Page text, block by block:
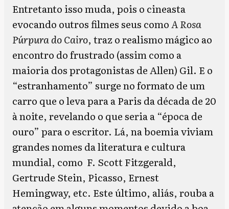
Entretanto isso muda, pois o cineasta
evocando outros filmes seus comoA Rosa
Púrpura do Cairo, traz o realismo mágico ao
encontro do frustrado (assim como a
maioria dos protagonistas de Allen) Gil. E o
“estranhamento” surge no formato de um
carro que o leva para a Paris da década de 20
à noite, revelando o que seria a “época de
ouro” para o escritor. Lá, na boemia viviam
grandes nomes da literatura e cultura
mundial, como F. Scott Fitzgerald,
Gertrude Stein, Picasso, Ernest
Hemingway, etc. Este último, aliás, rouba a